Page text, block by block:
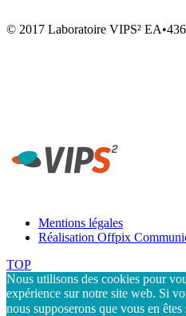
© 2017 Laboratoire VIPS²
Mentions légales
Réalisation Offpix
TOP
Nous utilisons des cookies pour
expérience sur notre site web. Si
nous supposerons que vous en êtes